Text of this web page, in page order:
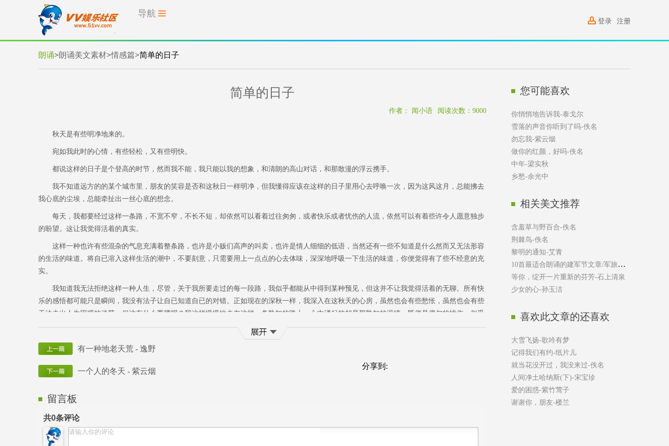
导航
注册
登录
朗诵>朗诵美文素材>情感篇>简单的日子
简单的日子
作者： 闻小语 阅读次数：9000
秋天是有些明净地来的。
宛如我此时的心情，有些轻松，又有些明快。
都说这样的日子是个登高的时节，然而我不能，我只能以我的想象，和清朗的高山对话，和那散漫的浮云携手。
我不知道远方的的某个城市里，朋友的笑容是否和这秋日一样明净，但我懂得应该在这样的日子里用心去呼唤一次，因为这风这月，总能拂去
我心底的尘埃，总能牵扯出一丝心底的想念。
每天，我都要经过这样一条路，不宽不窄，不长不短，却依然可以看着过往匆匆，或者快乐或者忧伤的人流，依然可以有着些许令人愿意独步
的盼望。这让我觉得活着的真实。
这样一种也许有些混杂的气息充满着整条路，也许是小贩们高声的叫卖，也许是情人细细的低语，当然还有一些不知道是什么然而又无法形容
的生活的味道。将自已溶入这样生活的潮中，不要刻意，只需要用上一点点的心去体味，深深地呼吸一下生活的味道，你便觉得有了些不经意的充
实。
我知道我无法拒绝这样一种人生，尽管，关于我所要走过的每一段路，我似乎都能从中得到某种预见，但这并不让我觉得活着的无聊。所有快
乐的感悟都可能只是瞬间，我没有法子让自已知道自已的对错。正如现在的深秋一样，我深入在这秋天的心房，虽然也会有些愁怅，虽然也会有些
无法走出人生困惑的迷茫。但这有什么要紧呢？我这样慢慢地走在这样一条熟知的路上，心中涌起的却是那熟知的温情，既便是偶尔的忧伤，似乎
也有些淡淡幸福的味道。
其实，我当然也有梦想的。人活于世，大抵总会有些向往，不一定很高很远，然而总不能说没有。有些梦想其实离我们的生活有些远，我们试
图扔掉，然而它总能在我们以为遗忘的时候，依稀在我们的眼前，让我们不忍舍弃。既然不能舍弃，那便留着好了，当是人生的某种难得的滋味，
尝一尝，许是有些苦，也算是对生活有了一种更深的领悟。
我很喜欢。是的，念一念，一种恬然的心情油然而生。
更多的时候，面对人生，也许我们需要就是这样一点点恬然的心境，一点点随意的心性。
在平凡的生活中，不经意地来来去去。有心情的时候，可以写些不为了发表的文字，想念的时候可以和可爱的朋友通通电话或写写信，这样一
有一种地老天荒 - 逸野
一个人的冬天 - 紫云烟
分享到:
留言板
共0条评论
您可能喜欢
你悄悄地告诉我-泰戈尔
雪落的声音你听到了吗-佚名
勿忘我-紫云烟
做你的红颜，好吗-佚名
中年-梁实秋
乡愁-余光中
相关美文推荐
含羞草与野百合-佚名
荆棘鸟-佚名
黎明的通知-艾青
10首最适合朗诵的建军节文章/军旅文章
等你，绽开一片重新的芬芳-石上清泉
少女的心-孙玉洁
喜欢此文章的还喜欢
大雪飞扬-歌吟有梦
记得我们有约-纸片儿
就当花没开过，我没来过-佚名
人间净土哈纳斯(下)-宋宝珍
爱的困惑-紫竹莺子
谢谢你，朋友-楼兰